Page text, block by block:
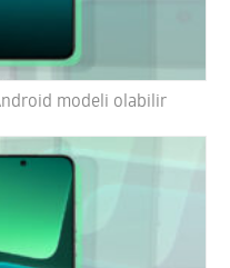
modeli olabilir